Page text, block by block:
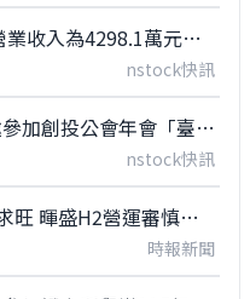
【快訊】暉盛-創：115年6月營業收入為4298.1萬元，年減38.69%
nstock快訊
【重訊】暉盛-創：本公司受邀參加創投公會年會「臺灣證券交易所專場」之法人說明會
nstock快訊
《半導體》載板與先進封裝需求旺 暉盛H2營運審慎樂觀
時報新聞